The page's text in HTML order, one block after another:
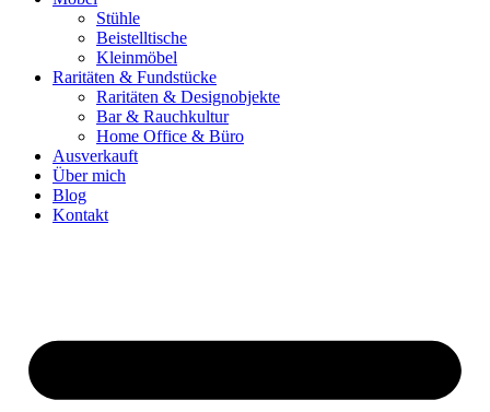
Stühle
Beistelltische
Kleinmöbel
Raritäten & Fundstücke
Raritäten & Designobjekte
Bar & Rauchkultur
Home Office & Büro
Ausverkauft
Über mich
Blog
Kontakt